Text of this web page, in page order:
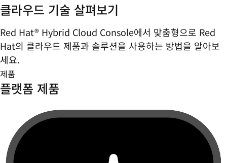
클라우드 기술 살펴보기
Red Hat® Hybrid Cloud Console에서 맞춤형으로 Red
Hat의 클라우드 제품과 솔루션을 사용하는 방법을 알아보
세요.
제품
플랫폼 제품